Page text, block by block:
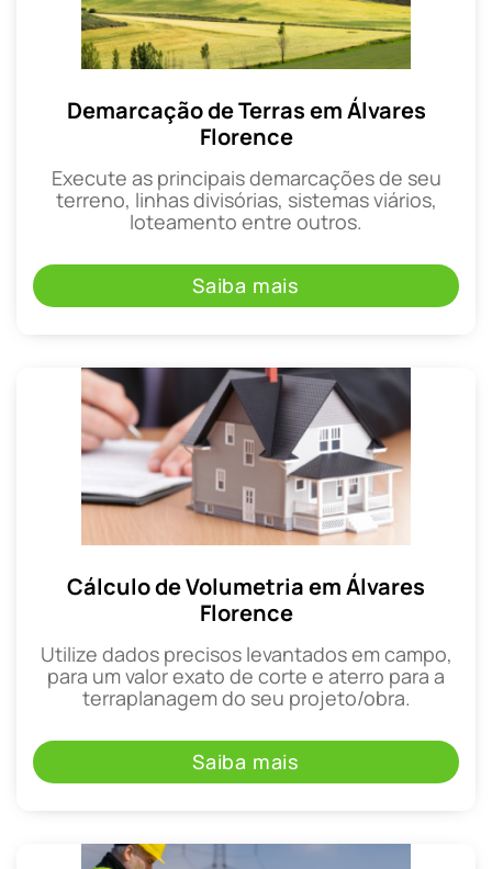
Demarcação de Terras em Álvares
Florence
Execute as principais demarcações de seu
terreno, linhas divisórias, sistemas viários,
loteamento entre outros.
Saiba mais
Cálculo de Volumetria em Álvares
Florence
Utilize dados precisos levantados em campo,
para um valor exato de corte e aterro para a
terraplanagem do seu projeto/obra.
Saiba mais